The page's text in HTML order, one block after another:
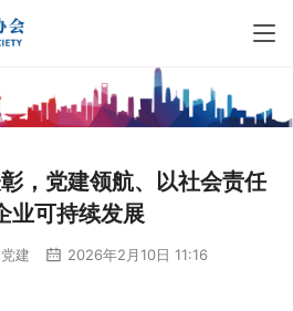
，党建领航、以社会责任
业可持续发展
建 2026年2月10日 11:16